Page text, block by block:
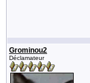
Grominou2
Déclamateur